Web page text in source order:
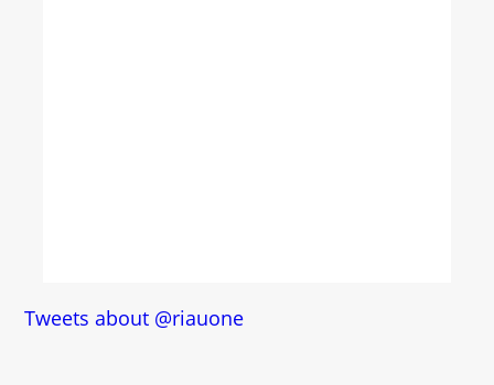
Tweets about @riauone